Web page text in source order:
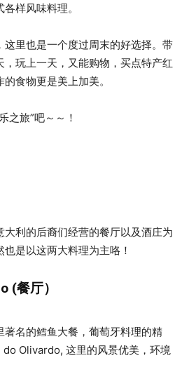
样风味料理。
这里也是一个度过周末的好选择。带
玩上一天，又能购物，买点特产红
食物更是美上加美。
之旅”吧～～！
利的后裔们经营的餐厅以及酒庄为
是以这两大料理为主咯！
(餐厅）
著名的鳕鱼大餐，葡萄牙料理的精
Olivardo, 这里的风景优美，环境